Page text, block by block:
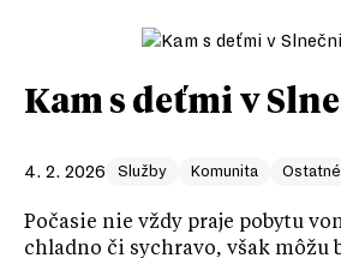
Kam s deťmi v
4. 2. 2026 Služby Komunita Ostatné
Počasie nie vždy praje pobytu
chladno či sychravo, však môžu